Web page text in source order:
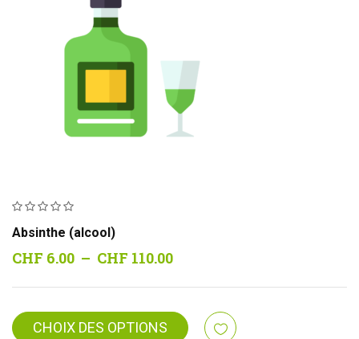
Absinthe (alcool)
CHF 6.00 – CHF 110.00Plage
CHF 6.00
CHOIX DES OPTIONS